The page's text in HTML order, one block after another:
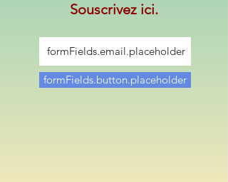
Souscrivez ici.
formFields.button.placeholder